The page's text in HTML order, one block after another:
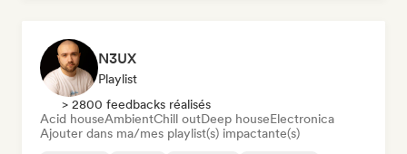
N3UX
Playlist
> 2800 feedbacks réalisés
Acid houseAmbientChill outDeep houseElectronica
Ajouter dans ma/mes playlist(s) impactante(s)